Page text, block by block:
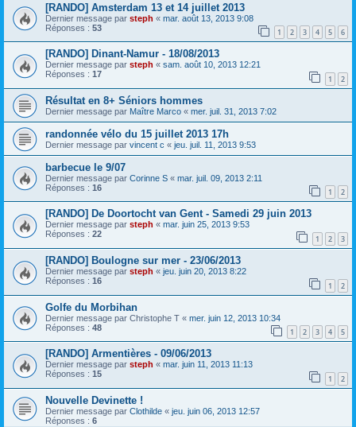
[RANDO] Amsterdam 13 et 14 juillet 2013
Dernier message par steph « mar. août 13, 2013 9:08
Réponses : 53 1 2 3 4 5 6
[RANDO] Dinant-Namur - 18/08/2013
Dernier message par steph « sam. août 10, 2013 12:21
Réponses : 17 1 2
Résultat en 8+ Séniors hommes
Dernier message par Maître Marco « mer. juil. 31, 2013 7:02
randonnée vélo du 15 juillet 2013 17h
Dernier message par vincent c « jeu. juil. 11, 2013 9:53
barbecue le 9/07
Dernier message par Corinne S « mar. juil. 09, 2013 2:11
Réponses : 16 1 2
[RANDO] De Doortocht van Gent - Samedi 29 juin 2013
Dernier message par steph « mar. juin 25, 2013 9:53
Réponses : 22 1 2 3
[RANDO] Boulogne sur mer - 23/06/2013
Dernier message par steph « jeu. juin 20, 2013 8:22
Réponses : 16 1 2
Golfe du Morbihan
Dernier message par Christophe T « mer. juin 12, 2013 10:34
Réponses : 48 1 2 3 4 5
[RANDO] Armentières - 09/06/2013
Dernier message par steph « mar. juin 11, 2013 11:13
Réponses : 15 1 2
Nouvelle Devinette !
Dernier message par Clothilde « jeu. juin 06, 2013 12:57
Réponses : 6